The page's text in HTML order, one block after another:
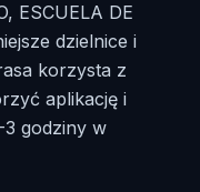
ESCUELA DE
dzielnice i
korzysta z
aplikację i
3 godziny w